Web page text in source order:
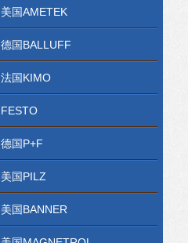
美国AMETEK
德国BALLUFF
法国KIMO
FESTO
德国P+F
美国PILZ
美国BANNER